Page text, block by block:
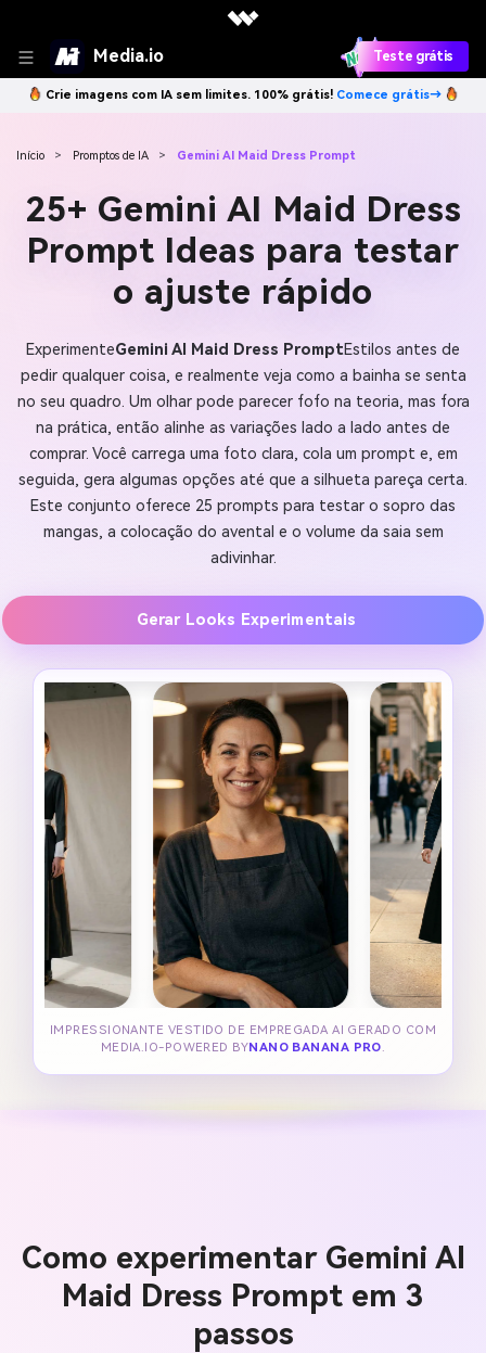
Media.io Teste grátis
Crie imagens com IA sem limites. 100% grátis! Comece grátis→
Início > Promptos de IA > Gemini AI Maid Dress Prompt
25+ Gemini AI Maid Dress
Prompt Ideas para testar
o ajuste rápido
ExperimenteGemini AI Maid Dress PromptEstilos antes de
pedir qualquer coisa, e realmente veja como a bainha se senta
no seu quadro. Um olhar pode parecer fofo na teoria, mas fora
na prática, então alinhe as variações lado a lado antes de
comprar. Você carrega uma foto clara, cola um prompt e, em
seguida, gera algumas opções até que a silhueta pareça certa.
Este conjunto oferece 25 prompts para testar o sopro das
mangas, a colocação do avental e o volume da saia sem
adivinhar.
Gerar Looks Experimentais
IMPRESSIONANTE VESTIDO DE EMPREGADA AI GERADO COM
MEDIA.IO-POWERED BYNANO BANANA PRO.
Como experimentar Gemini AI
Maid Dress Prompt em 3
passos